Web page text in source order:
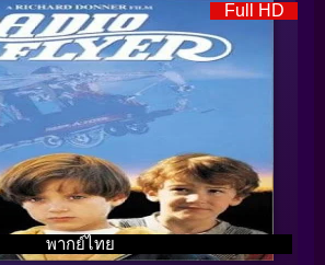
Full HD
พากย์ไทย